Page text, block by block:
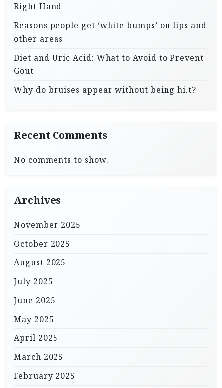
Right Hand
Reasons people get ‘white bumps’ on lips and
other areas
Diet and Uric Acid: What to Avoid to Prevent
Gout
Why do bruises appear without being hi.t?
Recent Comments
No comments to show.
Archives
November 2025
October 2025
August 2025
July 2025
June 2025
May 2025
April 2025
March 2025
February 2025